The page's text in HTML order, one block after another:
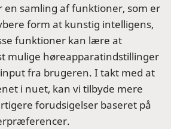
en samling af funktioner, som er
form at kunstig intelligens,
funktioner kan lære at
mulige høreapparatindstillinger
fra brugeren. I takt med at
i nuet, kan vi tilbyde mere
forudsigelser baseret på